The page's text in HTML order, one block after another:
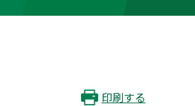
印刷する